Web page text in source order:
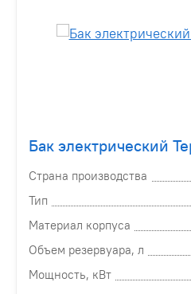
Бак электрический
Страна производства
Тип
Материал корпуса
Объем резервуара, л
Мощность, кВт